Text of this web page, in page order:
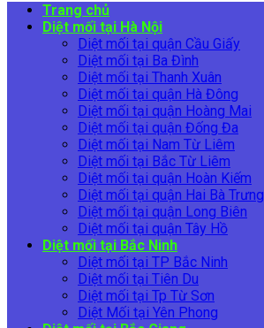
Trang chủ
Diệt mối tại Hà Nội
Diệt mối tại quận Cầu Giấy
Diệt mối tại Ba Đình
Diệt mối tại Thanh Xuân
Diệt mối tại quận Hà Đông
Diệt mối tại quận Hoàng Mai
Diệt mối tại quận Đống Đa
Diệt mối tại Nam Từ Liêm
Diệt mối tại Bắc Từ Liêm
Diệt mối tại quận Hoàn Kiếm
Diệt mối tại quận Hai Bà Trưng
Diệt mối tại quận Long Biên
Diệt mối tại quận Tây Hồ
Diệt mối tại Bắc Ninh
Diệt mối tại TP Bắc Ninh
Diệt mối tại Tiên Du
Diệt mối tại Tp Từ Sơn
Diệt Mối tại Yên Phong